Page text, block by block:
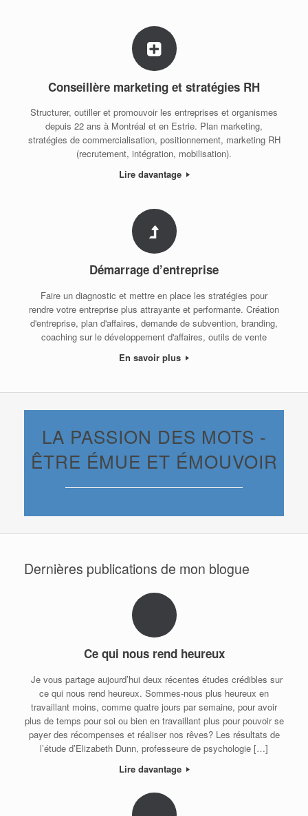
Conseillère marketing et stratégies RH
Structurer, outiller et promouvoir les entreprises et organismes
depuis 22 ans à Montréal et en Estrie. Plan marketing,
stratégies de commercialisation, positionnement, marketing RH
(recrutement, intégration, mobilisation).
Lire davantage
Démarrage d’entreprise
Faire un diagnostic et mettre en place les stratégies pour
rendre votre entreprise plus attrayante et performante. Création
d'entreprise, plan d'affaires, demande de subvention, branding,
coaching sur le développement d'affaires, outils de vente
En savoir plus
LA PASSION DES MOTS -
ÊTRE ÉMUE ET ÉMOUVOIR
Dernières publications de mon blogue
Ce qui nous rend heureux
Je vous partage aujourd’hui deux récentes études crédibles sur
ce qui nous rend heureux. Sommes-nous plus heureux en
travaillant moins, comme quatre jours par semaine, pour avoir
plus de temps pour soi ou bien en travaillant plus pour pouvoir se
payer des récompenses et réaliser nos rêves? Les résultats de
l’étude d’Elizabeth Dunn, professeure de psychologie […]
Lire davantage